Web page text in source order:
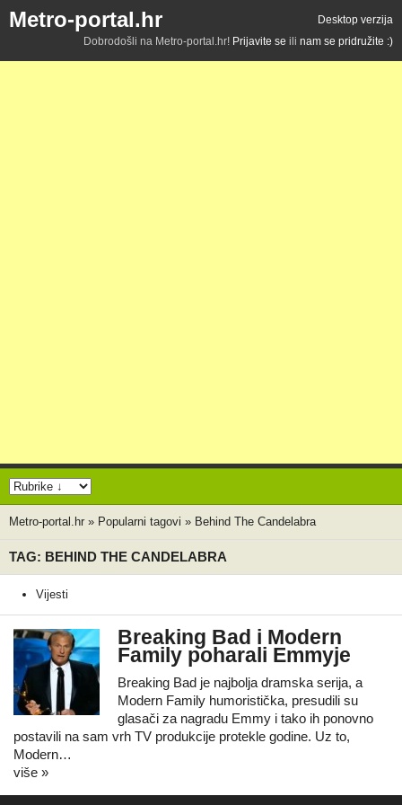
Metro-portal.hr
Desktop verzija
Dobrodošli na Metro-portal.hr! Prijavite se ili nam se pridružite :)
Metro-portal.hr » Popularni tagovi » Behind The Candelabra
TAG: BEHIND THE CANDELABRA
Vijesti
Breaking Bad i Modern
Family poharali Emmyje
Breaking Bad je najbolja dramska serija, a
Modern Family humoristička, presudili su
glasači za nagradu Emmy i tako ih ponovno
postavili na sam vrh TV produkcije protekle godine. Uz to,
Modern…
više »